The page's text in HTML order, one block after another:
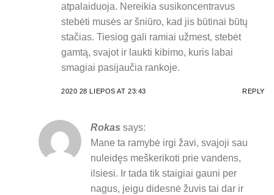
atpalaiduoja. Nereikia susikoncentravus
stebėti musės ar šniūro, kad jis būtinai būtų
stačias. Tiesiog gali ramiai užmest, stebėt
gamtą, svajot ir laukti kibimo, kuris labai
smagiai pasijaučia rankoje.
2020 28 LIEPOS AT 23:43 REPLY
Rokas says:
Mane ta ramybė irgi žavi, svajoji sau
nuleidęs meškerikoti prie vandens,
ilsiesi. Ir tada tik staigiai gauni per
nagus, jeigu didesnė žuvis tai dar ir